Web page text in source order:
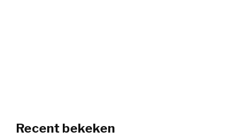
Recent bekeken